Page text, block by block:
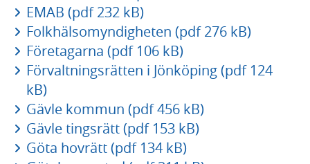
EMAB (pdf 232 kB)
Folkhälsomyndigheten (pdf 276 kB)
Företagarna (pdf 106 kB)
Förvaltningsrätten i Jönköping (pdf 124
kB)
Gävle kommun (pdf 456 kB)
Gävle tingsrätt (pdf 153 kB)
Göta hovrätt (pdf 134 kB)